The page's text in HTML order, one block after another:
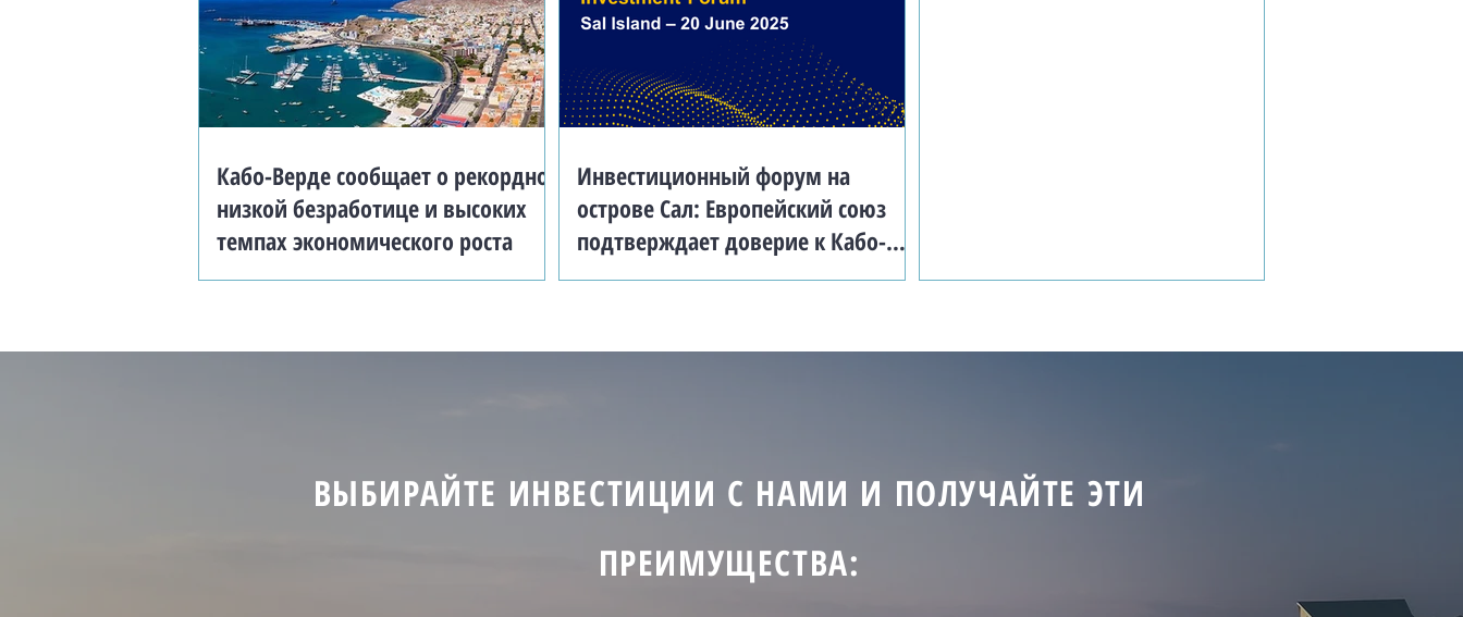
Кабо-Верде сообщает о рекордно
низкой безработице и высоких
темпах экономического роста
Инвестиционный форум на
острове Сал: Европейский союз
подтверждает доверие к Кабо-
Верде
ВЫБИРАЙТЕ ИНВЕСТИЦИИ С НАМИ И ПОЛУЧАЙТЕ ЭТИ
ПРЕИМУЩЕСТВА: